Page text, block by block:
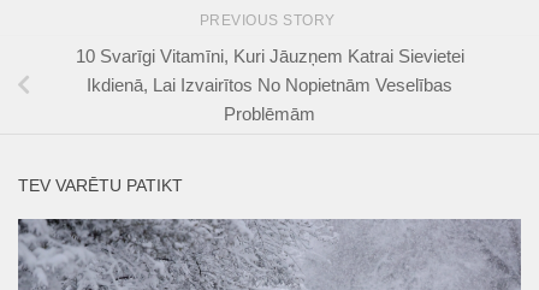
PREVIOUS STORY
10 Svarīgi Vitamīni, Kuri Jāuzņem Katrai Sievietei
Ikdienā, Lai Izvairītos No Nopietnām Veselības
Problēmām
TEV VARĒTU PATIKT